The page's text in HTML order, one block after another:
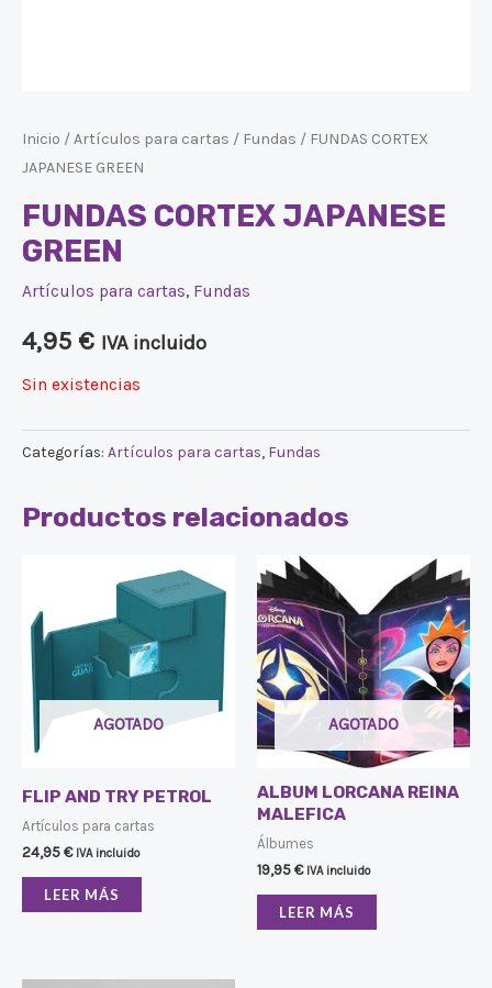
Inicio /Artículos para cartas / Fundas / FUNDAS CORTEX
JAPANESE GREEN
FUNDAS CORTEX JAPANESE
GREEN
Artículos para cartas, Fundas
4,95 € IVA incluido
Sin existencias
Categorías: Artículos para cartas, Fundas
Productos relacionados
AGOTADO
FLIP AND TRY PETROL
Artículos para cartas
24,95€ IVA incluido
LEER MÁS
AGOTADO
ALBUM LORCANA REINA
MALEFICA
Álbumes
19,95€ IVA incluido
LEER MÁS